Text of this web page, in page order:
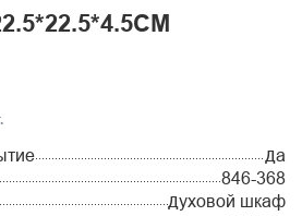
Да
846-368
Духовой шкаф